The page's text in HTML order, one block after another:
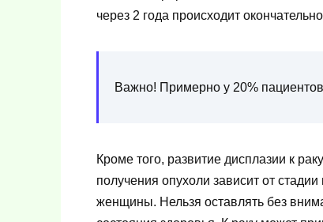
через 2 года происходит
Важно! Примерно у 20%
Кроме того, развитие дисплазии к
получения опухоли зависит от
женщины. Нельзя оставлять без